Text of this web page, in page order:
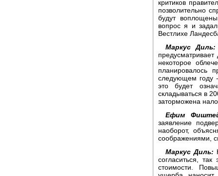
критиков
позволительно
будут
вопрос я и
Вестлихе
Маркус Диль:
некоторое
планировалось
следующем году -
это будет
складываться в
заторможена
Ефим
заявление
наоборот,
соображениями,
Маркус Диль:
согласиться,
стоимости.